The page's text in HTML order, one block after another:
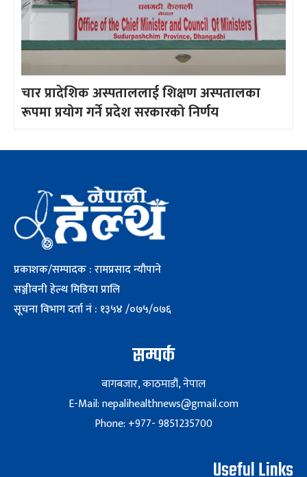
चार प्रादेशिक अस्पताललाई शिक्षण अस्पतालका
रूपमा प्रयोग गर्ने प्रदेश सरकारको निर्णय
प्रकाशक/सम्पादक : रामप्रसाद न्यौपाने
सञ्जीवनी हेल्थ मिडिया प्रालि
सूचना विभाग दर्ता नं : १३५४ /०७५/०७६
सम्पर्क
बागबजार, काठमाडौं, नेपाल
E-Mail: nepalihealthnews@gmail.com
Phone: +977- 9851235700
Useful Links